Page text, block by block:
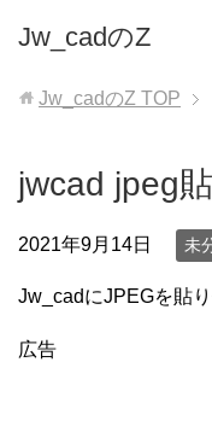
Jw_cadのZ
Jw_cadのZ TOP
jwcad jpeg
2021年9月14日 未
Jw_cadにJPEGを貼
広告